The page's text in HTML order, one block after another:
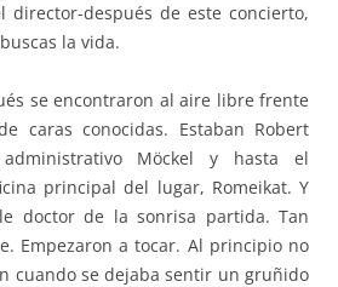
director-después de este concierto,
la vida.
se encontraron al aire libre frente
caras conocidas. Estaban Robert
Möckel y hasta el
principal del lugar, Romeikat. Y
doctor de la sonrisa partida. Tan
Empezaron a tocar. Al principio no
cuando se dejaba sentir un gruñido